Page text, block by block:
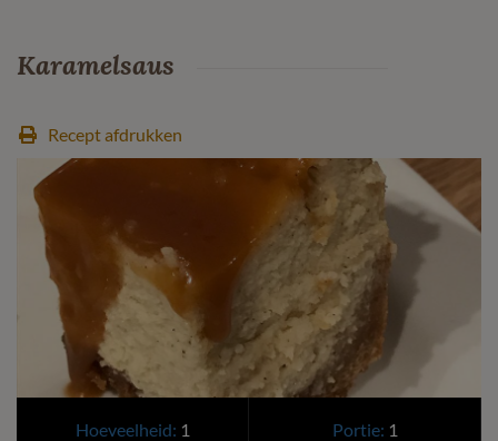
Karamelsaus
Recept afdrukken
Hoeveelheid: 1 Portie: 1